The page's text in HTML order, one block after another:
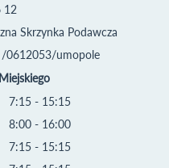
12
Skrzynka Podawcza
/0612053/umopole
7:15 - 15:15
8:00 - 16:00
7:15 - 15:15